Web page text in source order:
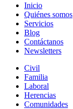
Inicio
Quiénes somos
Servicios
Blog
Contáctanos
Newsletters
Civil
Familia
Laboral
Herencias
Comunidades